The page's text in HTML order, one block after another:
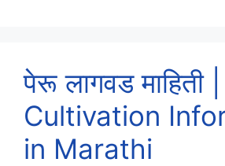
पेरू लागवड माहिती
Cultivation
in Marathi